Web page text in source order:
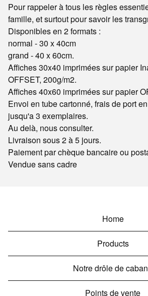
Pour rappeler à tous les règles
famille, et surtout pour savoir les
Disponibles en 2 formats :
normal - 30 x 40cm
grand - 40 x 60cm.
Affiches 30x40 imprimées sur papier
OFFSET, 200g/m2.
Affiches 40x60 imprimées sur papier
Envoi en tube cartonné, frais de port
jusqu'a 3 exemplaires.
Au delà, nous consulter.
Livraison sous 2 à 5 jours.
Paiement par chèque bancaire ou
Vendue sans cadre
Home
Products
Notre drôle de
Points de vente